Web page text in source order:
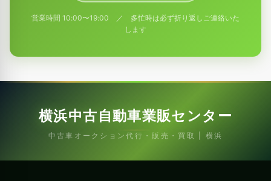
営業時間 10:00〜19:00 ／ 多忙時は必ず折り返しご連絡いた
します
横浜中古自動車業販センター
中古車オークション代行・販売・買取 | 横浜